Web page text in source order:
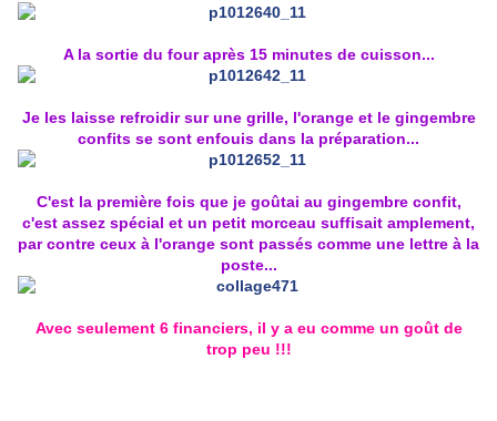
A la sortie du four après 15 minutes de cuisson...
Je les laisse refroidir sur une grille, l'orange et le gingembre
confits se sont enfouis dans la préparation...
C'est la première fois que je goûtai au gingembre confit,
c'est assez spécial et un petit morceau suffisait amplement,
par contre ceux à l'orange sont passés comme une lettre à la
poste...
Avec seulement 6 financiers, il y a eu comme un goût de
trop peu !!!